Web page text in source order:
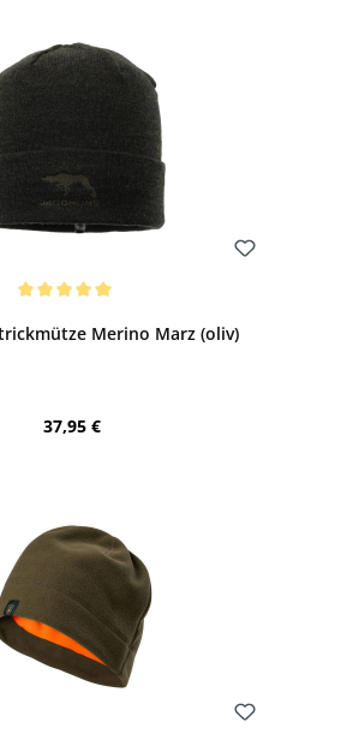
Merino Marz (oliv)
Regulärer Preis:
37,95 €